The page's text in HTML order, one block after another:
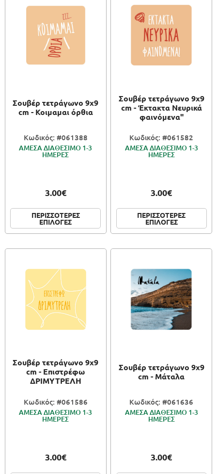
Σουβέρ τετράγωνο 9x9
cm - Κοιμαμαι όρθια
Κωδικός: #061388
ΑΜΕΣΑ ΔΙΑΘΕΣΙΜΟ 1-3
ΗΜΕΡΕΣ
3.00€
ΠΕΡΙΣΣΟΤΕΡΕΣ
ΕΠΙΛΟΓΕΣ
Σουβέρ τετράγωνο 9x9
cm - Έκτακτα Νευρικά
φαινόμενα"
Κωδικός: #061582
ΑΜΕΣΑ ΔΙΑΘΕΣΙΜΟ 1-3
ΗΜΕΡΕΣ
3.00€
ΠΕΡΙΣΣΟΤΕΡΕΣ
ΕΠΙΛΟΓΕΣ
Σουβέρ τετράγωνο 9x9
cm - Επιστρέφω
ΔΡΙΜΥΤΡΕΛΗ
Κωδικός: #061586
ΑΜΕΣΑ ΔΙΑΘΕΣΙΜΟ 1-3
ΗΜΕΡΕΣ
3.00€
Σουβέρ τετράγωνο 9x9
cm - Μάταλα
Κωδικός: #061636
ΑΜΕΣΑ ΔΙΑΘΕΣΙΜΟ 1-3
ΗΜΕΡΕΣ
3.00€